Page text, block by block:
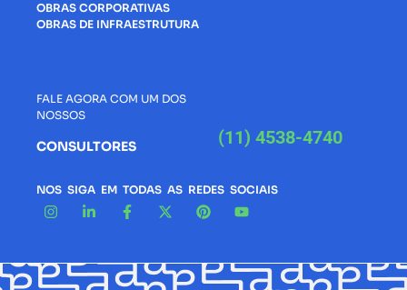
OBRAS CORPORATIVAS
OBRAS DE INFRAESTRUTURA
FALE AGORA COM UM DOS
NOSSOS
CONSULTORES (11) 4538-4740
NOS SIGA EM TODAS AS REDES SOCIAIS